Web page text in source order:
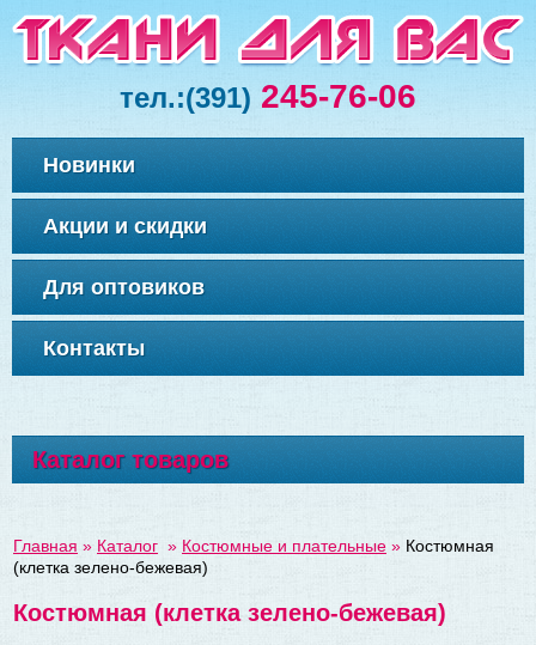
тел.:(391) 245-76-06
Новинки
Акции и скидки
Для оптовиков
Контакты
Каталог товаров
Главная » Каталог » Костюмные и плательные » Костюмная
(клетка зелено-бежевая)
Костюмная (клетка зелено-бежевая)